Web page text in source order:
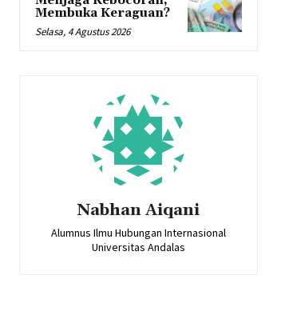
Membuka Keraguan?
Selasa, 4 Agustus 2026
Nabhan Aiqani
Alumnus Ilmu Hubungan Internasional
Universitas Andalas